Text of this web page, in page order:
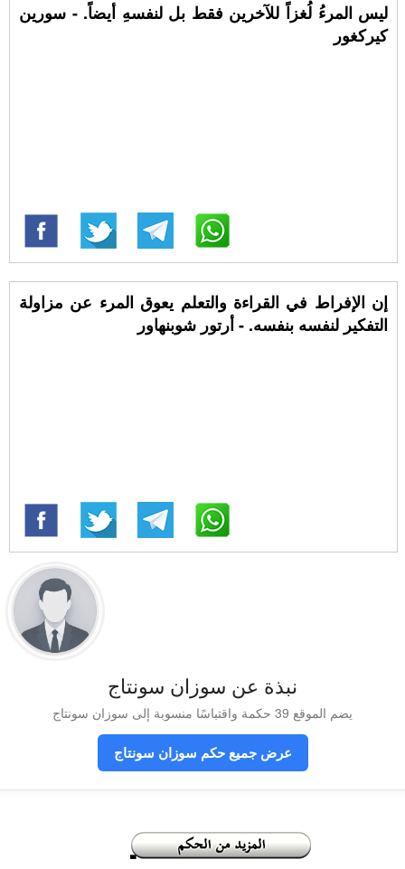
ليس المرءُ لُغزاً للآخرين فقط بل لنفسهِ أيضاً. - سورين
كيركغور
إن الإفراط في القراءة والتعلم يعوق المرء عن مزاولة
التفكير لنفسه بنفسه. - أرتور شوبنهاور
نبذة عن سوزان سونتاج
يضم الموقع 39 حكمة واقتباسًا منسوبة إلى سوزان سونتاج
عرض جميع حكم سوزان سونتاج